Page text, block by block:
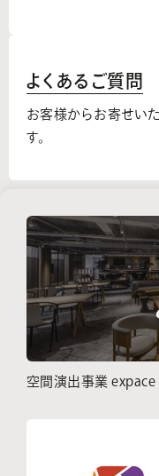
よくあるご質問
お客様からお寄せい
す。
空間演出事業 expace